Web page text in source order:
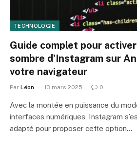
TECHNOLOGIE
Guide complet pour
sombre d’Instagram sur
votre navigateur
Par Léon 13 mars 2025 0
Avec la montée en puissance du
interfaces numériques, Instagram
adapté pour proposer cette option…